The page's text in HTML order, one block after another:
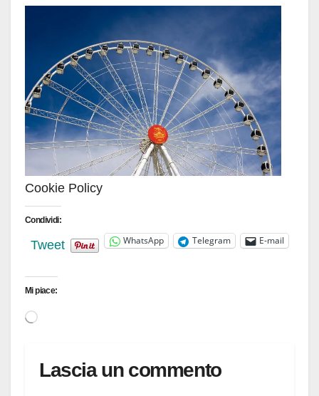
Cookie Policy
Condividi:
Tweet WhatsApp Telegram E-mail
Mi piace:
Lascia un commento